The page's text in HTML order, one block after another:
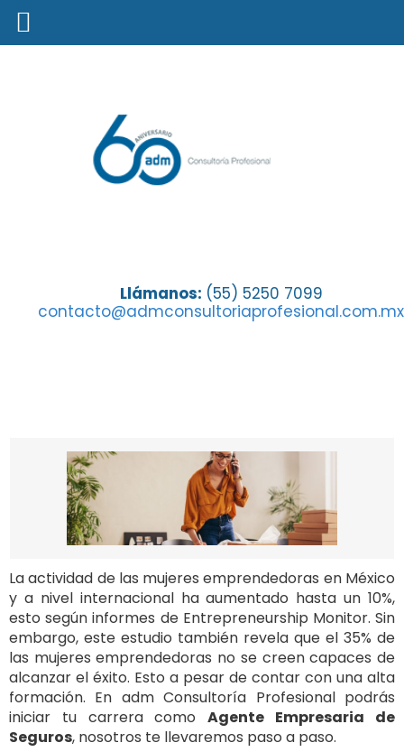
Llámanos: (55) 5250 7099
contacto@admconsultoriaprofesional.com.mx
Características de la mujer
emprendedora Agente Empresaria
La actividad de las mujeres emprendedoras en México
y a nivel internacional ha aumentado hasta un 10%,
esto según informes de Entrepreneurship Monitor. Sin
embargo, este estudio también revela que el 35% de
las mujeres emprendedoras no se creen capaces de
alcanzar el éxito. Esto a pesar de contar con una alta
formación. En adm Consultoría Profesional podrás
iniciar tu carrera comoAgente Empresaria de
Seguros, nosotros te llevaremos paso a paso.